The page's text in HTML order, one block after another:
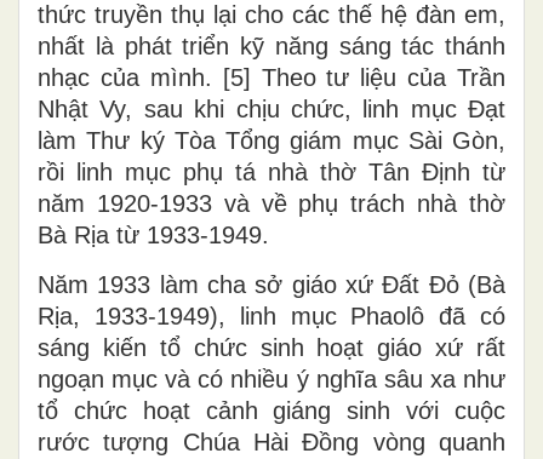
thức truyền thụ lại cho các thế hệ đàn em,
nhất là phát triển kỹ năng sáng tác thánh
nhạc của mình. [5] Theo tư liệu của Trần
Nhật Vy, sau khi chịu chức, linh mục Đạt
làm Thư ký Tòa Tổng giám mục Sài Gòn,
rồi linh mục phụ tá nhà thờ Tân Định từ
năm 1920-1933 và về phụ trách nhà thờ
Bà Rịa từ 1933-1949.
Năm 1933 làm cha sở giáo xứ Đất Đỏ (Bà
Rịa, 1933-1949), linh mục Phaolô đã có
sáng kiến tổ chức sinh hoạt giáo xứ rất
ngoạn mục và có nhiều ý nghĩa sâu xa như
tổ chức hoạt cảnh giáng sinh với cuộc
rước tượng Chúa Hài Đồng vòng quanh